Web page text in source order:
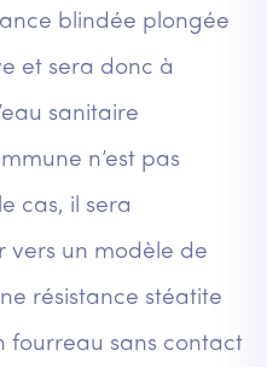
blindée plongée
et sera donc à
sanitaire
n’est pas
cas, il sera
vers un modèle de
résistance stéatite
fourreau sans contact